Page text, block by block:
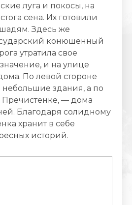
луга и покосы, на
сена. Их готовили
Здесь же
конюшенный
утратила свое
и на улице
По левой стороне
небольшие здания, а по
— дома
Благодаря солидному
хранит в себе
историй.